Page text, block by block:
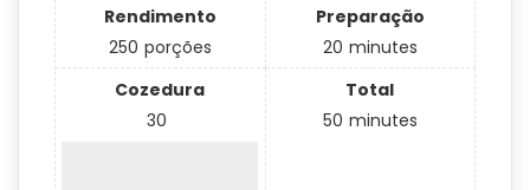
Rendimento
250 porções
Preparação
20 minutes
Cozedura
30
Total
50 minutes